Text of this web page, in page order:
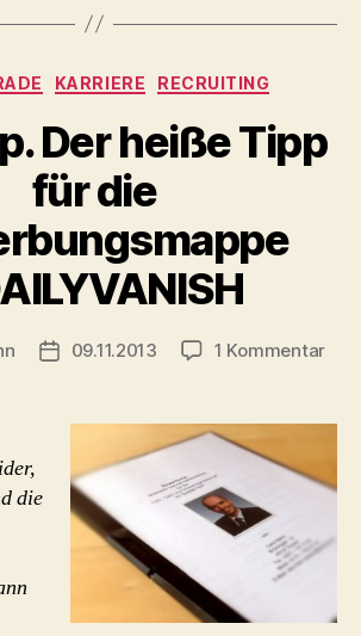
Kategorien
KARRIERE RECRUITING
Der heiße Tipp
für die
Beitragsdatum
09.11.2013 1 Kommentarzu
für
die